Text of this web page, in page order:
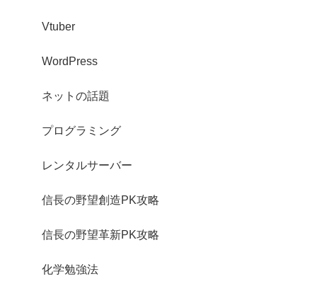
Vtuber
WordPress
ネットの話題
プログラミング
レンタルサーバー
信長の野望創造PK攻略
信長の野望革新PK攻略
化学勉強法